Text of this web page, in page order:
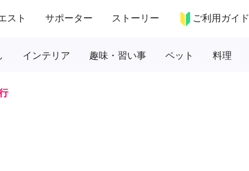
スト サポーター ストーリー ご利用ガイド
インテリア 趣味・習い事 ペット 料理